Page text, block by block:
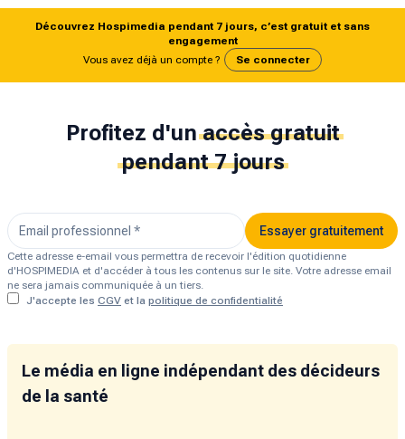
Découvrez Hospimedia pendant 7 jours, c’est gratuit et sans
engagement
Vous avez déjà un compte ?
Se connecter
Profitez d'un accès gratuit
pendant 7 jours
Essayer gratuitement
Cette adresse e-email vous permettra de recevoir l'édition quotidienne
d'HOSPIMEDIA et d'accéder à tous les contenus sur le site. Votre adresse email
ne sera jamais communiquée à un tiers.
J'accepte les CGV et la politique de confidentialité
Le média en ligne indépendant des décideurs
de la santé